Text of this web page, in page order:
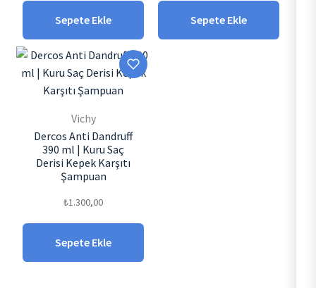
Sepete Ekle Sepete Ekle
Vichy
Dercos Anti Dandruff
390 ml | Kuru Saç
Derisi Kepek Karşıtı
Şampuan
₺1.300,00
Sepete Ekle